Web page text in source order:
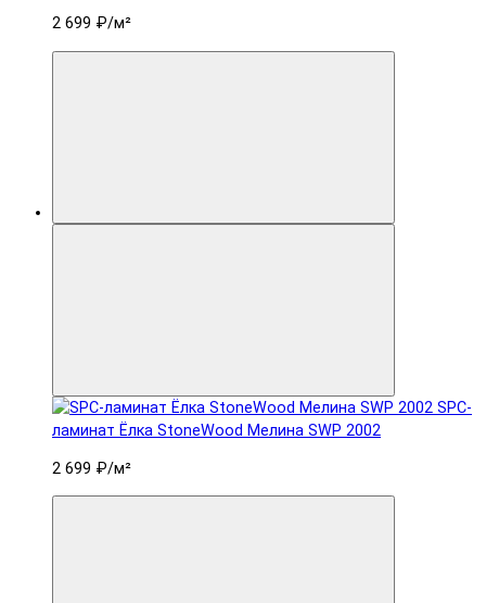
2 699 ₽/м²
SPC-
ламинат Ëлка StoneWood Мелина SWP 2002
2 699 ₽/м²